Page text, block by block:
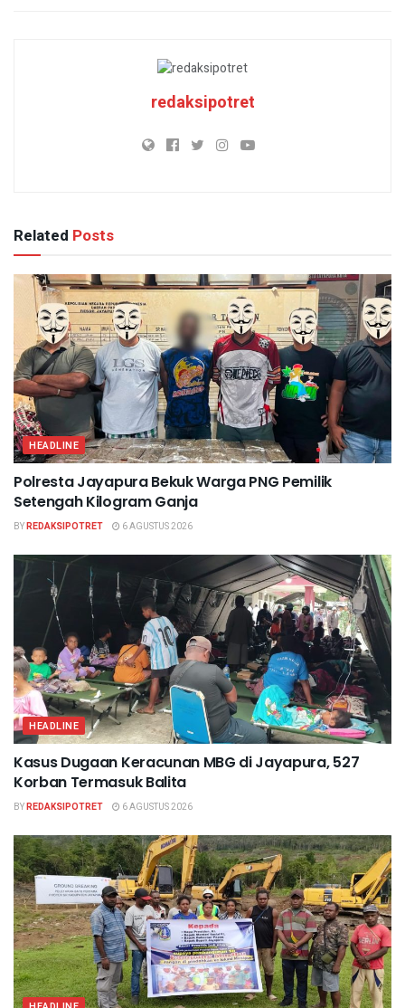
redaksipotret
Related Posts
HEADLINE
Polresta Jayapura Bekuk Warga PNG Pemilik
Setengah Kilogram Ganja
BYREDAKSIPOTRET 6 AGUSTUS 2026
HEADLINE
Kasus Dugaan Keracunan MBG di Jayapura, 527
Korban Termasuk Balita
BYREDAKSIPOTRET 6 AGUSTUS 2026